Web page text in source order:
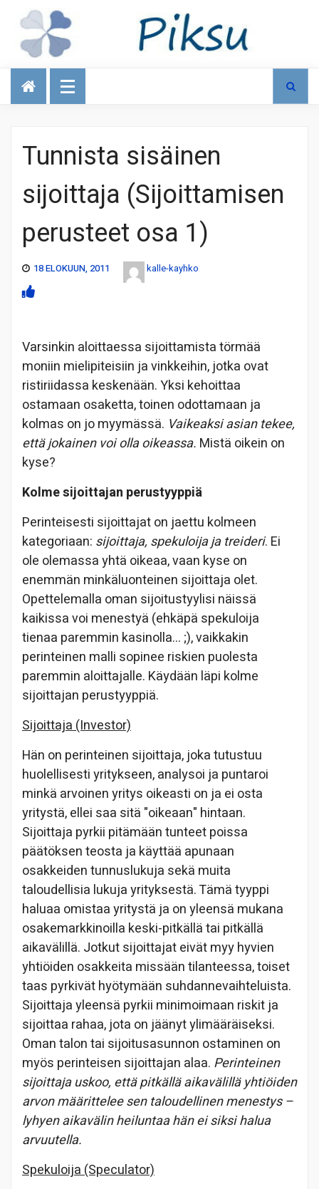
Talous
Tunnista sisäinen
sijoittaja (Sijoittamisen
perusteet osa 1)
18 ELOKUUN, 2011 kalle-kayhko
Varsinkin aloittaessa sijoittamista törmää
moniin mielipiteisiin ja vinkkeihin, jotka ovat
ristiriidassa keskenään. Yksi kehoittaa
ostamaan osaketta, toinen odottamaan ja
kolmas on jo myymässä. Vaikeaksi asian tekee,
että jokainen voi olla oikeassa. Mistä oikein on
kyse?
Kolme sijoittajan perustyyppiä
Perinteisesti sijoittajat on jaettu kolmeen
kategoriaan: sijoittaja, spekuloija ja treideri. Ei
ole olemassa yhtä oikeaa, vaan kyse on
enemmän minkäluonteinen sijoittaja olet.
Opettelemalla oman sijoitustyylisi näissä
kaikissa voi menestyä (ehkäpä spekuloija
tienaa paremmin kasinolla… ;), vaikkakin
perinteinen malli sopinee riskien puolesta
paremmin aloittajalle. Käydään läpi kolme
sijoittajan perustyyppiä.
Sijoittaja (Investor)
Hän on perinteinen sijoittaja, joka tutustuu
huolellisesti yritykseen, analysoi ja puntaroi
minkä arvoinen yritys oikeasti on ja ei osta
yritystä, ellei saa sitä "oikeaan" hintaan.
Sijoittaja pyrkii pitämään tunteet poissa
päätöksen teosta ja käyttää apunaan
osakkeiden tunnuslukuja sekä muita
taloudellisia lukuja yrityksestä. Tämä tyyppi
haluaa omistaa yritystä ja on yleensä mukana
osakemarkkinoilla keski-pitkällä tai pitkällä
aikavälillä. Jotkut sijoittajat eivät myy hyvien
yhtiöiden osakkeita missään tilanteessa, toiset
taas pyrkivät hyötymään suhdannevaihteluista.
Sijoittaja yleensä pyrkii minimoimaan riskit ja
sijoittaa rahaa, jota on jäänyt ylimääräiseksi.
Oman talon tai sijoitusasunnon ostaminen on
myös perinteisen sijoittajan alaa. Perinteinen
sijoittaja uskoo, että pitkällä aikavälillä yhtiöiden
arvon määrittelee sen taloudellinen menestys –
lyhyen aikavälin heiluntaa hän ei siksi halua
arvuutella.
Spekuloija (Speculator)